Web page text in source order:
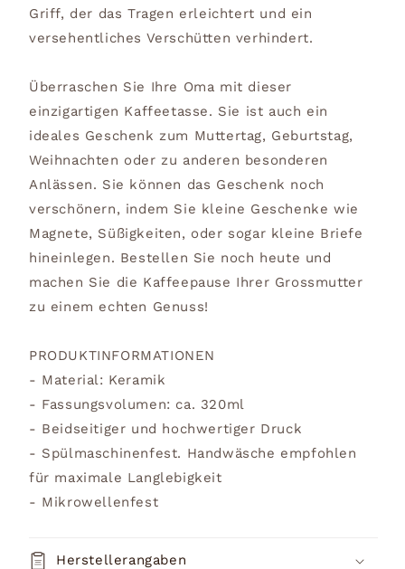
Griff, der das Tragen erleichtert und ein
versehentliches Verschütten verhindert.
Überraschen Sie Ihre Oma mit dieser
einzigartigen Kaffeetasse. Sie ist auch ein
ideales Geschenk zum Muttertag, Geburtstag,
Weihnachten oder zu anderen besonderen
Anlässen. Sie können das Geschenk noch
verschönern, indem Sie kleine Geschenke wie
Magnete, Süßigkeiten, oder sogar kleine Briefe
hineinlegen. Bestellen Sie noch heute und
machen Sie die Kaffeepause Ihrer Grossmutter
zu einem echten Genuss!
PRODUKTINFORMATIONEN
- Material: Keramik
- Fassungsvolumen: ca. 320ml
- Beidseitiger und hochwertiger Druck
- Spülmaschinenfest. Handwäsche empfohlen
für maximale Langlebigkeit
- Mikrowellenfest
Herstellerangaben